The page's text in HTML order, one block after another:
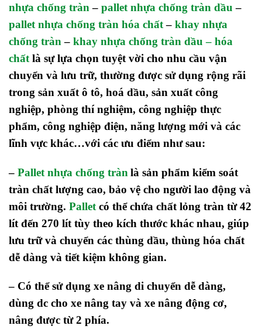
nhựa chống tràn – pallet nhựa chống tràn dầu –
pallet nhựa chống tràn hóa chất– khay nhựa
chống tràn – khay nhựa chống tràn dầu – hóa
chất là sự lựa chọn tuyệt vời cho nhu cầu vận
chuyển và lưu trữ, thường được sử dụng rộng rãi
trong sản xuất ô tô, hoá dầu, sản xuất công
nghiệp, phòng thí nghiệm, công nghiệp thực
phẩm, công nghiệp điện, năng lượng mới và các
lĩnh vực khác…với các ưu điểm như sau:
– Pallet nhựa chống tràn là sản phẩm kiểm soát
tràn chất lượng cao, bảo vệ cho người lao động và
môi trường. Pallet có thể chứa chất lỏng tràn từ 42
lít đến 270 lít tùy theo kích thước khác nhau, giúp
lưu trữ và chuyển các thùng dầu, thùng hóa chất
dễ dàng và tiết kiệm không gian.
– Có thể sử dụng xe nâng di chuyển dễ dàng,
dùng dc cho xe nâng tay và xe nâng động cơ,
nâng được từ 2 phía.